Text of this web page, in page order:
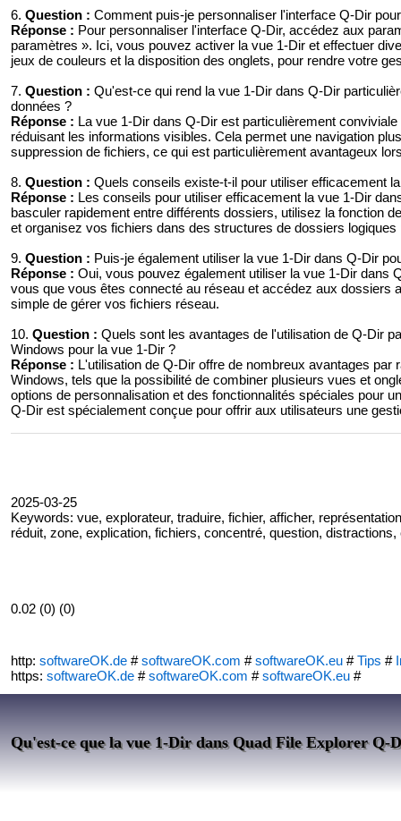
6. Question : Comment puis-je personnaliser l'interface Q-Dir
Réponse : Pour personnaliser l'interface Q-Dir, accédez aux
paramètres ». Ici, vous pouvez activer la vue 1-Dir et effectuer
jeux de couleurs et la disposition des onglets, pour rendre votre
7. Question : Qu'est-ce qui rend la vue 1-Dir dans Q-Dir
données ?
Réponse : La vue 1-Dir dans Q-Dir est particulièrement
réduisant les informations visibles. Cela permet une navigation
suppression de fichiers, ce qui est particulièrement avantageux
8. Question : Quels conseils existe-t-il pour utiliser efficacement
Réponse : Les conseils pour utiliser efficacement la vue 1-Dir
basculer rapidement entre différents dossiers, utilisez la fonction
et organisez vos fichiers dans des structures de dossiers logiques
9. Question : Puis-je également utiliser la vue 1-Dir dans Q-Dir
Réponse : Oui, vous pouvez également utiliser la vue 1-Dir dans
vous que vous êtes connecté au réseau et accédez aux dossiers
simple de gérer vos fichiers réseau.
10. Question : Quels sont les avantages de l'utilisation de Q-Dir
Windows pour la vue 1-Dir ?
Réponse : L'utilisation de Q-Dir offre de nombreux avantages par
Windows, tels que la possibilité de combiner plusieurs vues et
options de personnalisation et des fonctionnalités spéciales pour
Q-Dir est spécialement conçue pour offrir aux utilisateurs une
2025-03-25
Keywords: vue, explorateur, traduire, fichier, afficher,
réduit, zone, explication, fichiers, concentré, question,
0.02 (0) (0)
http: softwareOK.de #softwareOK.com #softwareOK.eu #Tips #
https: softwareOK.de #softwareOK.com #softwareOK.eu #
Qu'est-ce que la vue 1-Dir dans Quad File Explorer Q-